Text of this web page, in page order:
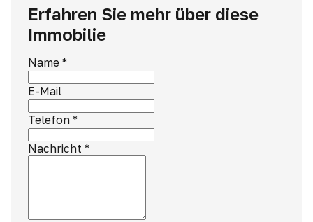
Erfahren Sie mehr über diese
Immobilie
Name *
E-Mail
Telefon *
Nachricht *